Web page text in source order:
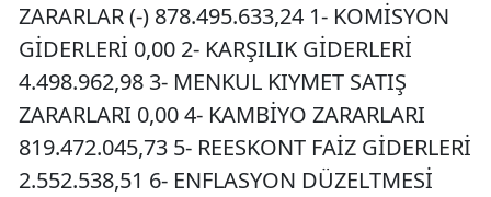
ZARARLAR (-) 878.495.633,24 1- KOMİSYON
GİDERLERİ 0,00 2- KARŞILIK GİDERLERİ
4.498.962,98 3- MENKUL KIYMET SATIŞ
ZARARLARI 0,00 4- KAMBİYO ZARARLARI
819.472.045,73 5- REESKONT FAİZ GİDERLERİ
2.552.538,51 6- ENFLASYON DÜZELTMESİ